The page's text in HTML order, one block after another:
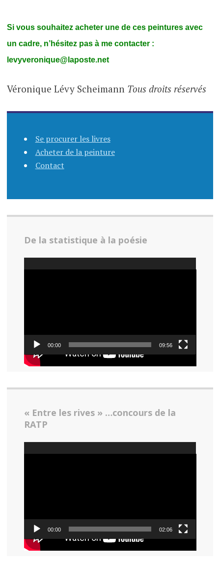
Si vous souhaitez acheter une de ces peintures avec
un cadre, n’hésitez pas à me contacter :
levyveronique@laposte.net
Véronique Lévy Scheimann Tous droits réservés
Se procurer les livres
Acheter de la peinture
Contact
De la statistique à la poésie
vidéo
00:00 09:56
« Entre les rives » …concours de la
RATP
vidéo
00:00 02:06